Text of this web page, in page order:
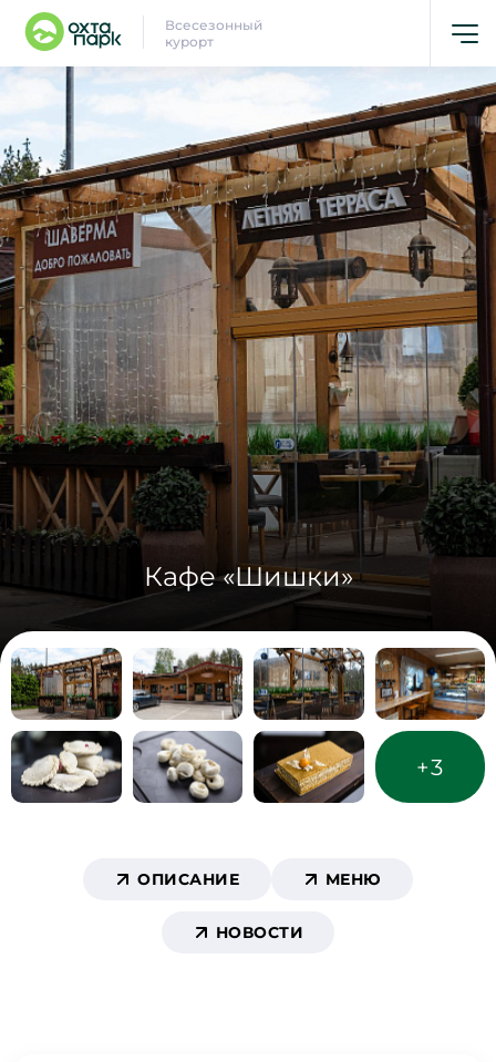
Всесезонный
курорт
Кафе «Шишки»
+3
ОПИСАНИЕ МЕНЮ
НОВОСТИ